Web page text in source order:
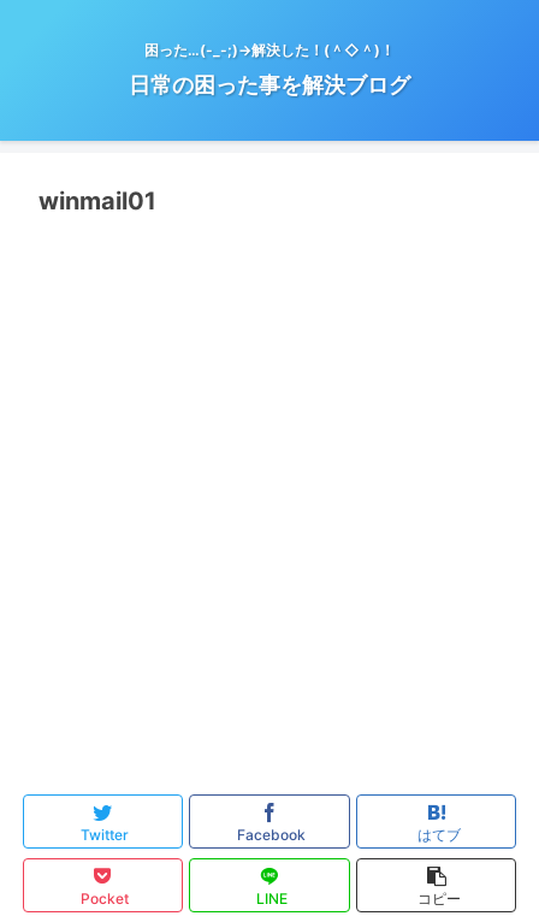
困った…(-_-;)→解決した！(＾◇＾)！
日常の困った事を解決ブログ
winmail01
Twitter Facebook はてブ
Pocket LINE コピー